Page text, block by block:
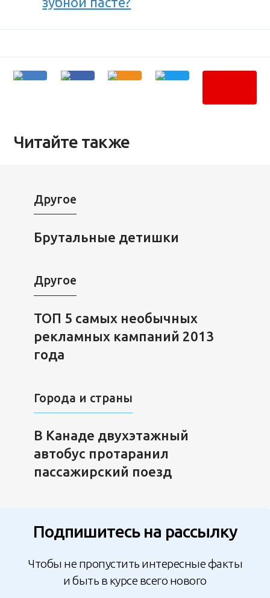
Читайте также
Другое
Брутальные детишки
Другое
ТОП 5 самых необычных
рекламных кампаний 2013
года
Города и страны
В Канаде двухэтажный
автобус протаранил
пассажирский поезд
Подпишитесь на рассылку
Чтобы не пропустить интересные факты
и быть в курсе всего нового